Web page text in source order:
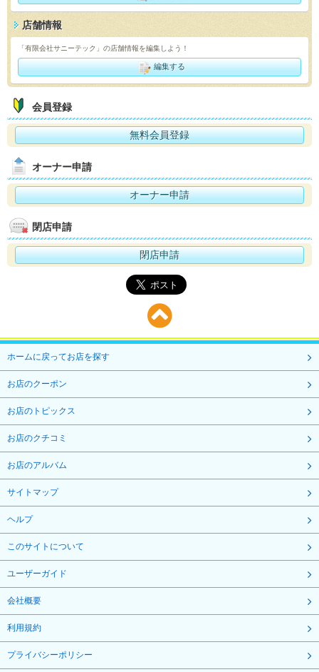
店舗情報
「有限会社サニーテック」の店舗情報を編集しよう！
編集する
会員登録
無料会員登録
オーナー申請
オーナー申請
閉店申請
閉店申請
ホームに戻ってお店を探す
お店のクーポン
お店のトピックス
お店のクチコミ
お店のアルバム
サイトマップ
ヘルプ
このサイトについて
ユーザーガイド
会社概要
利用規約
プライバシーポリシー